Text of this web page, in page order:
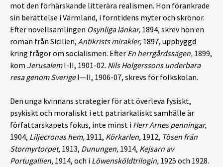
mot den förhärskande litterära realismen. Hon förankrade
sin berättelse i Värmland, i forntidens myter och skrönor.
Efter novellsamlingen Osynliga länkar, 1894, skrev hon en
roman från Sicilien, Antikrists mirakler, 1897, uppbyggd
kring frågor om socialismen. Efter En herrgårdssägen, 1899,
kom JerusalemI-II, 1901-02. Nils Holgerssons underbara
resa genom SverigeI—II, 1906-07, skrevs för folkskolan.
Den unga kvinnans strategier för att överleva fysiskt,
psykiskt och moraliskt i ett patriarkaliskt samhälle är
författarskapets fokus, inte minst i Herr Arnes penningar,
1904, Liljecronas hem, 1911, Körkarlen, 1912, Tösen från
Stormyrtorpet, 1913, Dunungen, 1914, Kejsarn av
Portugallien, 1914, och i Löwensköldtrilogin, 1925 och 1928.